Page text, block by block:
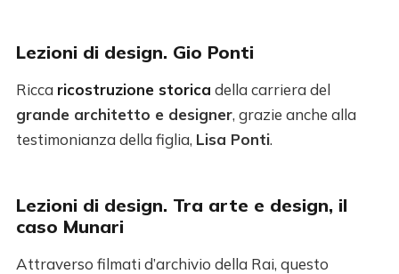
Lezioni di design. Gio Ponti
Ricca ricostruzione storica della carriera del
grande architetto e designer, grazie anche alla
testimonianza della figlia, Lisa Ponti.
Lezioni di design. Tra arte e design, il
caso Munari
Attraverso filmati d’archivio della Rai, questo